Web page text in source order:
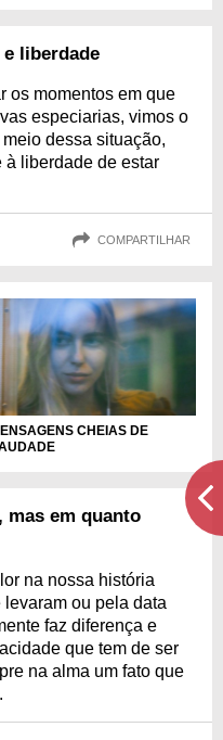
liberdade
os momentos em que
especiarias, vimos o
dessa situação,
à liberdade de estar
COMPARTILHAR
CHEIAS DE
mas em quanto
na nossa história
ou pela data
faz diferença e
que tem de ser
na alma um fato que